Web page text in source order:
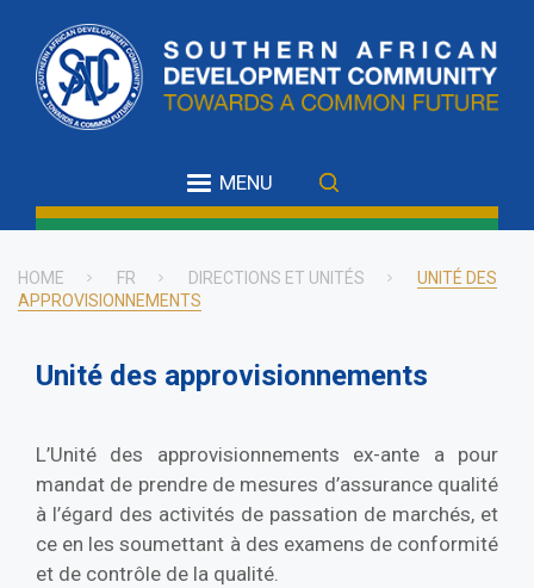
main
content
MENU
Breadcrumb
HOME FR DIRECTIONS ET UNITÉS
UNITÉ DES
APPROVISIONNEMENTS
Unité des approvisionnements
L’Unité des approvisionnements ex-ante a pour
mandat de prendre de mesures d’assurance qualité
à l’égard des activités de passation de marchés, et
ce en les soumettant à des examens de conformité
et de contrôle de la qualité.